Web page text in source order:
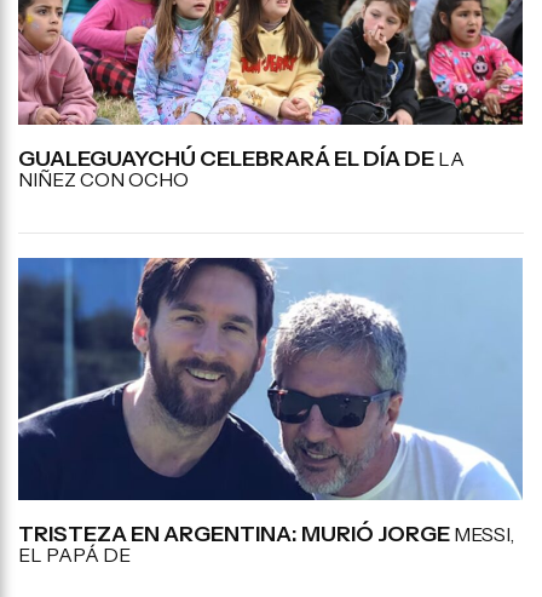
GUALEGUAYCHÚ CELEBRARÁ EL DÍA DE LA
NIÑEZ CON OCHO
TRISTEZA EN ARGENTINA: MURIÓ JORGE MESSI,
EL PAPÁ DE